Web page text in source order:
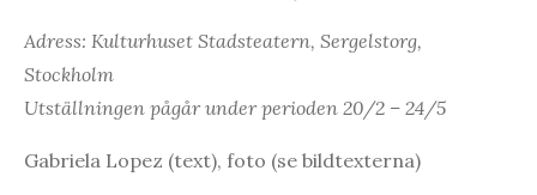
Adress: Kulturhuset Stadsteatern, Sergelstorg,
Stockholm
Utställningen pågår under perioden 20/2 – 24/5
Gabriela Lopez (text), foto (se bildtexterna)